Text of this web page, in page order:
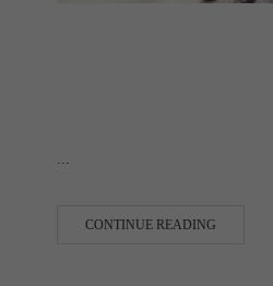
CONTINUE READING